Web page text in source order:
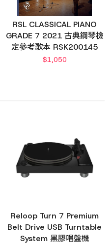
RSL CLASSICAL PIANO
GRADE 7 2021 古典鋼琴檢
定參考歌本 RSK200145
$1,050
Reloop Turn 7 Premium
Belt Drive USB Turntable
System 黑膠唱盤機